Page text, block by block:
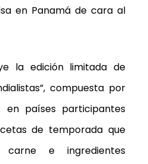
en Panamá de cara al
la edición limitada de
compuesta por
en países participantes
de temporada que
carne e ingredientes